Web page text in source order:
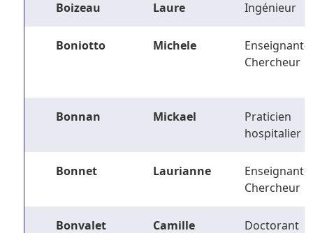
Boizeau Laure Ingénieur
Boniotto Michele
Enseignant-
Chercheur
Bonnan Mickael
Praticien
hospitalier
Bonnet Laurianne
Enseignant-
Chercheur
Bonvalet Camille Doctorant